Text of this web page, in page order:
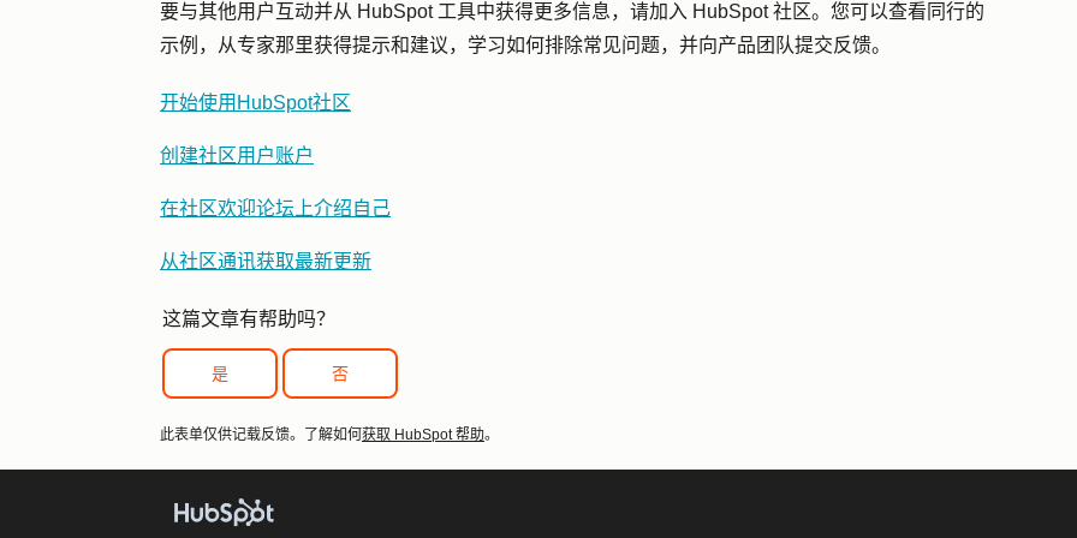
要与其他用户互动并从 HubSpot 工具中获得更多信息，请加入 HubSpot 社区。您可以查看同行的
示例，从专家那里获得提示和建议，学习如何排除常见问题，并向产品团队提交反馈。
开始使用HubSpot社区
创建社区用户账户
在社区欢迎论坛上介绍自己
从社区通讯获取最新更新
这篇文章有帮助吗？
是 否
此表单仅供记载反馈。了解如何 获取 HubSpot 帮助。